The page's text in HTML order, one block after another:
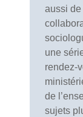
aussi de
une
rendez-
de
sujets